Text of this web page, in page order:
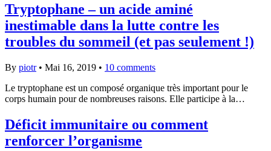
Tryptophane – un acide aminé
inestimable dans la lutte contre les
troubles du sommeil (et pas seulement !)
By piotr• Mai 16, 2019 • 10 comments
Le tryptophane est un composé organique très important pour le
corps humain pour de nombreuses raisons. Elle participe à la…
Déficit immunitaire ou comment
renforcer l’organisme